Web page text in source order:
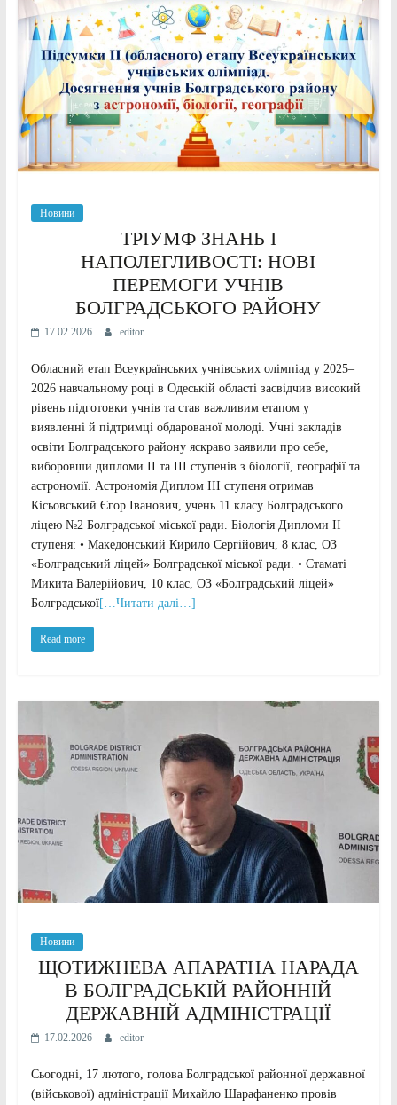
Новини
ТРІУМФ ЗНАНЬ І
НАПОЛЕГЛИВОСТІ: НОВІ
ПЕРЕМОГИ УЧНІВ
БОЛГРАДСЬКОГО РАЙОНУ
17.02.2026 editor
Обласний етап Всеукраїнських учнівських олімпіад у 2025–
2026 навчальному році в Одеській області засвідчив високий
рівень підготовки учнів та став важливим етапом у
виявленні й підтримці обдарованої молоді. Учні закладів
освіти Болградського району яскраво заявили про себе,
виборовши дипломи ІІ та ІІІ ступенів з біології, географії та
астрономії. Астрономія Диплом ІІІ ступеня отримав
Кісьовський Єгор Іванович, учень 11 класу Болградського
ліцею №2 Болградської міської ради. Біологія Дипломи ІІ
ступеня: • Македонський Кирило Сергійович, 8 клас, ОЗ
«Болградський ліцей» Болградської міської ради. • Стаматі
Микита Валерійович, 10 клас, ОЗ «Болградський ліцей»
Болградської[…Читати далі…]
Read more
Новини
ЩОТИЖНЕВА АПАРАТНА НАРАДА
В БОЛГРАДСЬКІЙ РАЙОННІЙ
ДЕРЖАВНІЙ АДМІНІСТРАЦІЇ
17.02.2026 editor
Сьогодні, 17 лютого, голова Болградської районної державної
(військової) адміністрації Михайло Шарафаненко провів